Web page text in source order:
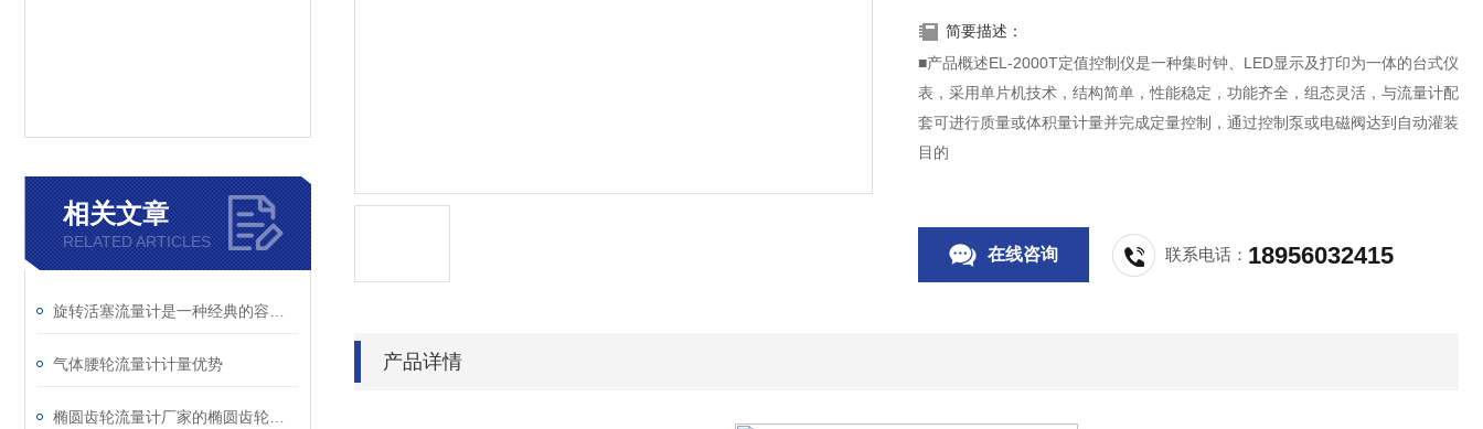
相关文章
RELATED ARTICLES
气体腰轮流量计计量优势
简要描述：
■产品概述EL-2000T定值控制仪是一种集时钟、LED显示及打印为一体的台式仪
表，采用单片机技术，结构简单，性能稳定，功能齐全，组态灵活，与流量计配
套可进行质量或体积量计量并完成定量控制，通过控制泵或电磁阀达到自动灌装
目的
在线咨询 联系电话： 18956032415
产品详情